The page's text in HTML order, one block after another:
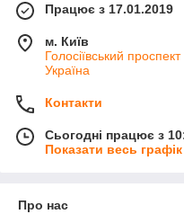
Працює з 17.01.2019
м. Київ
Голосіївський
Україна
Контакти
Сьогодні працює з
Показати весь
Про нас